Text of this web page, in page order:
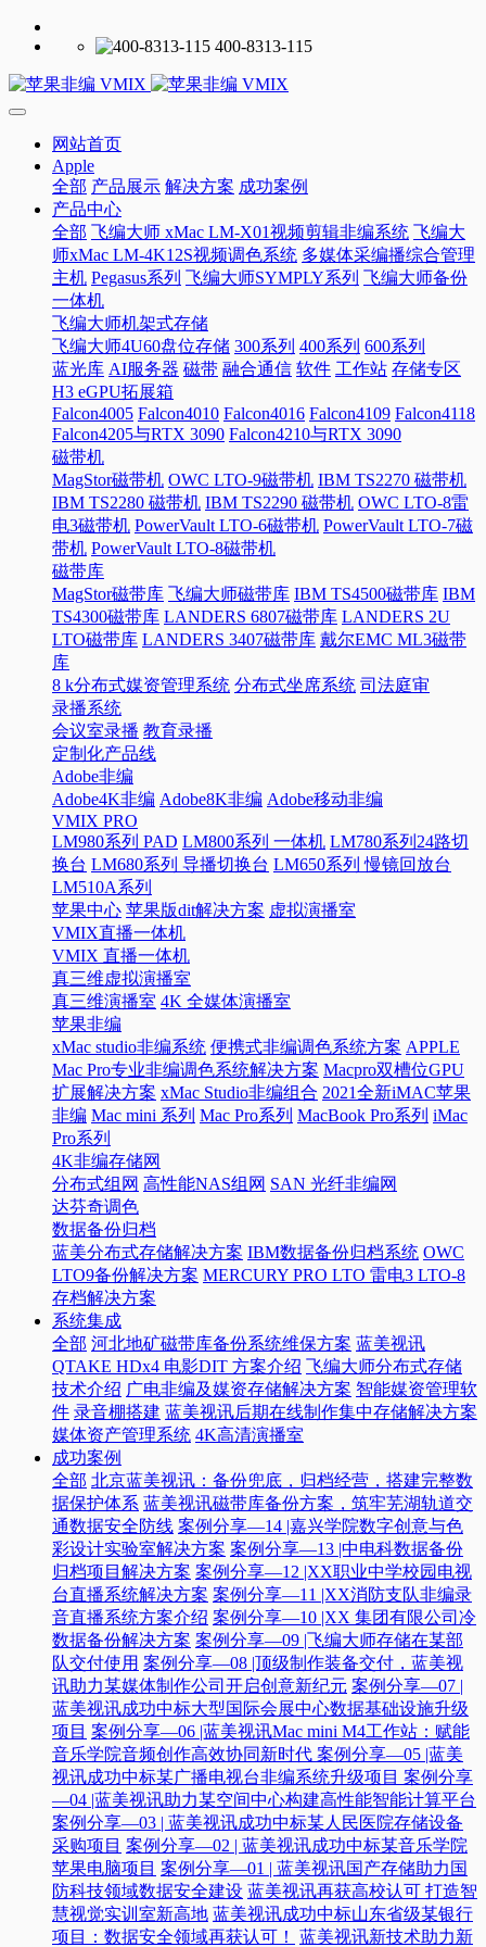
400-8313-115
网站首页
Apple
全部 产品展示 解决方案 成功案例
产品中心
全部 飞编大师 xMac LM-X01视频剪辑非编系统 飞编大
师xMac LM-4K12S视频调色系统 多媒体采编播综合管理
主机 Pegasus系列 飞编大师SYMPLY系列 飞编大师备份
一体机
飞编大师机架式存储
飞编大师4U60盘位存储 300系列 400系列 600系列
蓝光库 AI服务器 磁带 融合通信 软件 工作站 存储专区
H3 eGPU拓展箱
Falcon4005 Falcon4010 Falcon4016 Falcon4109 Falcon4118
Falcon4205与RTX 3090 Falcon4210与RTX 3090
磁带机
MagStor磁带机 OWC LTO-9磁带机 IBM TS2270 磁带机
IBM TS2280 磁带机 IBM TS2290 磁带机 OWC LTO-8雷
电3磁带机 PowerVault LTO-6磁带机 PowerVault LTO-7磁
带机 PowerVault LTO-8磁带机
磁带库
MagStor磁带库 飞编大师磁带库 IBM TS4500磁带库 IBM
TS4300磁带库 LANDERS 6807磁带库 LANDERS 2U
LTO磁带库 LANDERS 3407磁带库 戴尔EMC ML3磁带
库
8 k分布式媒资管理系统 分布式坐席系统 司法庭审
录播系统
会议室录播 教育录播
定制化产品线
Adobe非编
Adobe4K非编 Adobe8K非编 Adobe移动非编
VMIX PRO
LM980系列 PAD LM800系列 一体机 LM780系列24路切
换台 LM680系列 导播切换台 LM650系列 慢镜回放台
LM510A系列
苹果中心 苹果版dit解决方案 虚拟演播室
VMIX直播一体机
VMIX 直播一体机
真三维虚拟演播室
真三维演播室 4K 全媒体演播室
苹果非编
xMac studio非编系统 便携式非编调色系统方案 APPLE
Mac Pro专业非编调色系统解决方案 Macpro双槽位GPU
扩展解决方案 xMac Studio非编组合 2021全新iMAC苹果
非编 Mac mini 系列 Mac Pro系列 MacBook Pro系列 iMac
Pro系列
4K非编存储网
分布式组网 高性能NAS组网 SAN 光纤非编网
达芬奇调色
数据备份归档
蓝美分布式存储解决方案 IBM数据备份归档系统 OWC
LTO9备份解决方案 MERCURY PRO LTO 雷电3 LTO-8
存档解决方案
系统集成
全部 河北地矿磁带库备份系统维保方案 蓝美视讯
QTAKE HDx4 电影DIT 方案介绍 飞编大师分布式存储
技术介绍 广电非编及媒资存储解决方案 智能媒资管理软
件 录音棚搭建 蓝美视讯后期在线制作集中存储解决方案
媒体资产管理系统 4K高清演播室
成功案例
全部 北京蓝美视讯：备份兜底，归档经营，搭建完整数
据保护体系 蓝美视讯磁带库备份方案，筑牢芜湖轨道交
通数据安全防线 案例分享—14 |嘉兴学院数字创意与色
彩设计实验室解决方案 案例分享—13 |中电科数据备份
归档项目解决方案 案例分享—12 |XX职业中学校园电视
台直播系统解决方案 案例分享—11 |XX消防支队非编录
音直播系统方案介绍 案例分享—10 |XX 集团有限公司冷
数据备份解决方案 案例分享—09 |飞编大师存储在某部
队交付使用 案例分享—08 |顶级制作装备交付，蓝美视
讯助力某媒体制作公司开启创意新纪元 案例分享—07 |
蓝美视讯成功中标大型国际会展中心数据基础设施升级
项目 案例分享—06 |蓝美视讯Mac mini M4工作站：赋能
音乐学院音频创作高效协同新时代​ 案例分享—05 |蓝美
视讯成功中标某广播电视台非编系统升级项目​ 案例分享
—04 |蓝美视讯助力某空间中心构建高性能智能计算平台​
案例分享—03 | 蓝美视讯成功中标某人民医院存储设备
采购项目 案例分享—02 | 蓝美视讯成功中标某音乐学院
苹果电脑项目 案例分享—01 | 蓝美视讯国产存储助力国
防科技领域数据安全建设 蓝美视讯再获高校认可 打造智
慧视觉实训室新高地 蓝美视讯成功中标山东省级某银行
项目：数据安全领域再获认可！
蓝美视讯新技术助力新